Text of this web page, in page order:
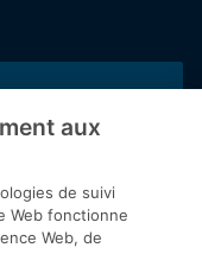
recevoir nos derniers
et d’événements et
aux
de suivi
Web fonctionne
Web, de